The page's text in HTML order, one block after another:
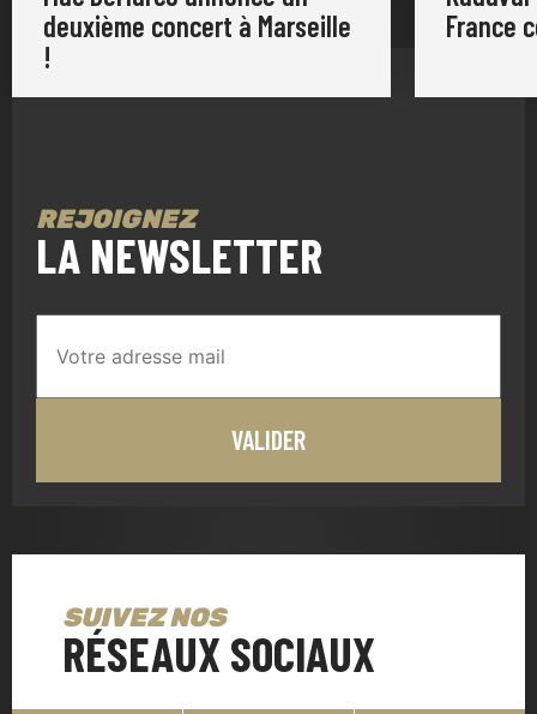
deuxième concert à Marseille
!
France
REJOIGNEZ
LA NEWSLETTER
SUIVEZ NOS
RÉSEAUX SOCIAUX